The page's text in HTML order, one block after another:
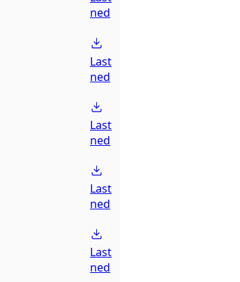
ned
Last
ned
Last
ned
Last
ned
Last
ned